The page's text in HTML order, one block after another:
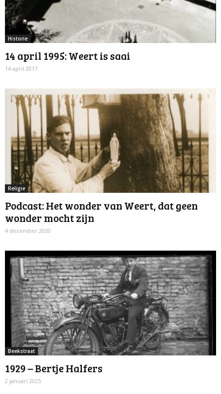
Historie
14 april 1995: Weert is saai
14 april 2017
Religie
Podcast: Het wonder van Weert, dat geen
wonder mocht zijn
4 december 2020
Beekstraat
1929 – Bertje Halfers
2 januari 2025